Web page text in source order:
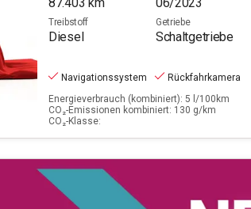
Treibstoff
Diesel
Getriebe
Schaltgetriebe
Navigationssystem
Rückfahrkamera
Energieverbrauch (kombiniert): 5 l/100km
CO₂-Emissionen kombiniert: 130 g/km
CO₂-Klasse: